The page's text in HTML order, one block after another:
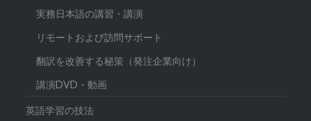
実務日本語の講習・講演
リモートおよび訪問サポート
翻訳を改善する秘策（発注企業向け）
講演DVD・動画
英語学習の技法